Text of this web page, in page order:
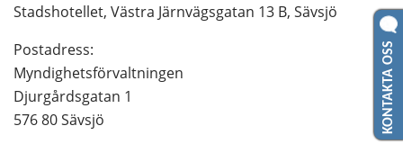
Stadshotellet, Västra Järnvägsgatan 13 B, Sävsjö
Postadress:
Myndighetsförvaltningen
Djurgårdsgatan 1
576 80 Sävsjö
KONTAKTA OSS